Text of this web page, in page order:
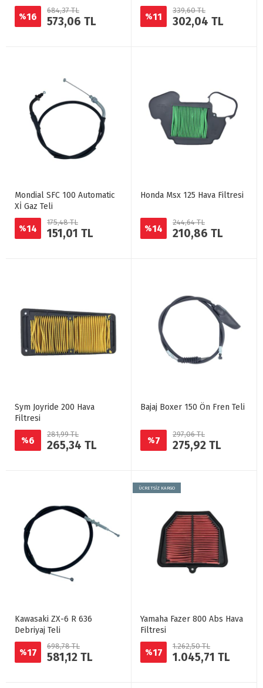
%16
684,37 TL
573,06 TL %11
339,60 TL
302,04 TL
Mondial SFC 100 Automatic
Xİ Gaz Teli
%14
175,48 TL
151,01 TL
Honda Msx 125 Hava Filtresi
%14
244,64 TL
210,86 TL
Sym Joyride 200 Hava
Filtresi
%6
281,99 TL
265,34 TL
Bajaj Boxer 150 Ön Fren Teli
%7
297,06 TL
275,92 TL
Kawasaki ZX-6 R 636
Debriyaj Teli
%17
698,78 TL
581,12 TL
ÜCRETSİZ KARGO
Yamaha Fazer 800 Abs Hava
Filtresi
%17
1.262,50 TL
1.045,71 TL